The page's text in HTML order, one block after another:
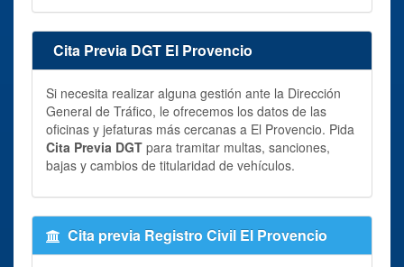
Cita Previa DGT El Provencio
Si necesita realizar alguna gestión ante la Dirección
General de Tráfico, le ofrecemos los datos de las
oficinas y jefaturas más cercanas a El Provencio. Pida
Cita Previa DGT para tramitar multas, sanciones,
bajas y cambios de titularidad de vehículos.
Cita previa Registro Civil El Provencio